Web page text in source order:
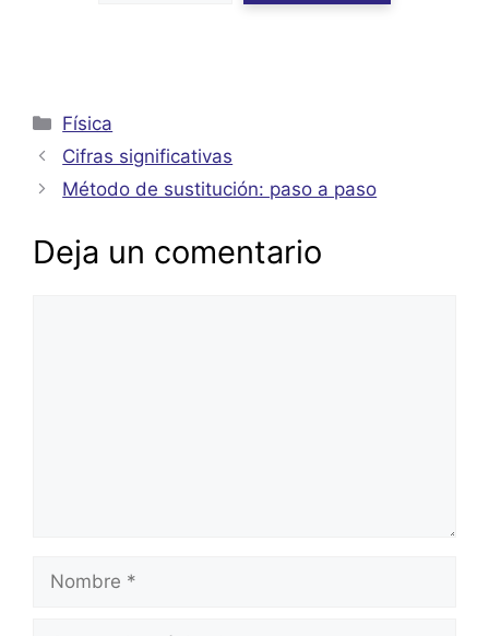
Categorías
Física
Cifras significativas
Método de sustitución: paso a paso
Deja un comentario